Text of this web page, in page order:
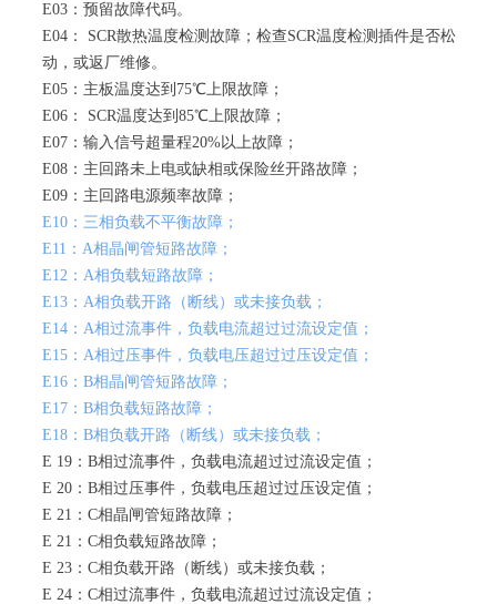
E03：预留故障代码。
E04： SCR散热温度检测故障；检查SCR温度检测插件是否松
动，或返厂维修。
E05：主板温度达到75℃上限故障；
E06： SCR温度达到85℃上限故障；
E07：输入信号超量程20%以上故障；
E08：主回路未上电或缺相或保险丝开路故障；
E09：主回路电源频率故障；
E10：三相负载不平衡故障；
E11：A相晶闸管短路故障；
E12：A相负载短路故障；
E13：A相负载开路（断线）或未接负载；
E14：A相过流事件，负载电流超过过流设定值；
E15：A相过压事件，负载电压超过过压设定值；
E16：B相晶闸管短路故障；
E17：B相负载短路故障；
E18：B相负载开路（断线）或未接负载；
E 19：B相过流事件，负载电流超过过流设定值；
E 20：B相过压事件，负载电压超过过压设定值；
E 21：C相晶闸管短路故障；
E 21：C相负载短路故障；
E 23：C相负载开路（断线）或未接负载；
E 24：C相过流事件，负载电流超过过流设定值；